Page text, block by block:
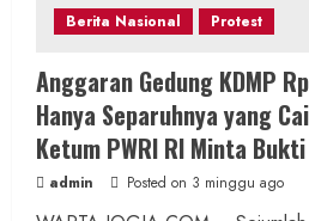
Berita Nasional Protest
Anggaran Gedung KDMP
Hanya Separuhnya yang
Ketum PWRI RI Minta
admin Posted on 3 minggu ago